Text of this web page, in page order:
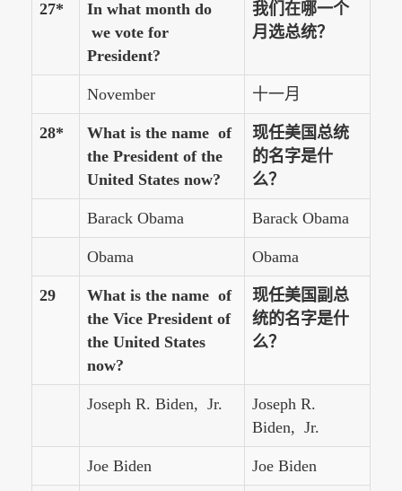
27*
In what month do
we vote for
President?
我们在哪一个
月选总统？
November 十一月
28*
What is the name of
the President of the
United States now?
现任美国总统
的名字是什
么？
Barack Obama Barack Obama
Obama Obama
29
What is the name of
the Vice President of
the United States
now?
现任美国副总
统的名字是什
么？
Joseph R. Biden, Jr.
Joseph R.
Biden, Jr.
Joe Biden Joe Biden